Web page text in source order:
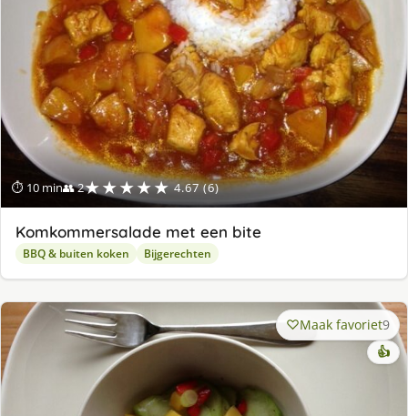
⏱ 10 min👥 2★★★★★ 4.67 (6)
Komkommersalade met een bite
BBQ & buiten koken Bijgerechten
Maak favoriet9
👍